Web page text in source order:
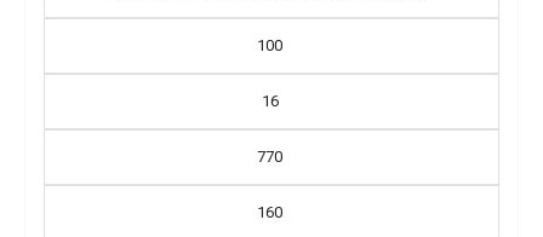
100
16
770
160